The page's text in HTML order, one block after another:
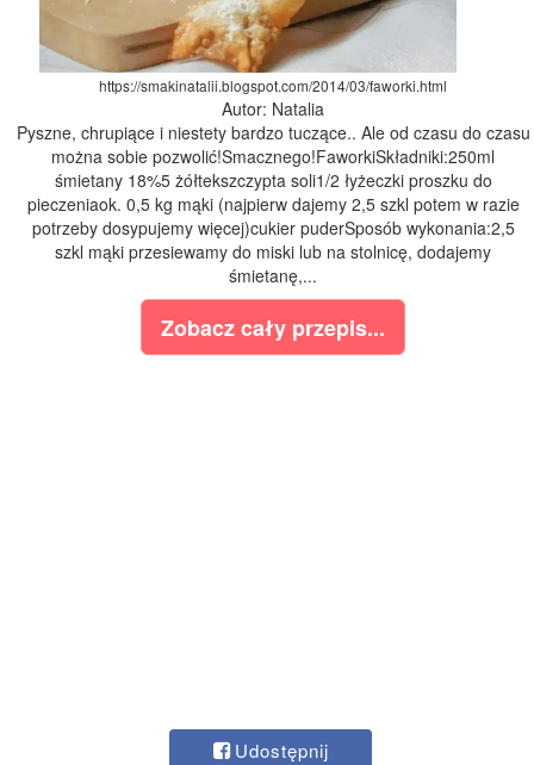
https://smakinatalii.blogspot.com/2014/03/faworki.html
Autor: Natalia
Pyszne, chrupiące i niestety bardzo tuczące.. Ale od czasu do czasu
można sobie pozwolić!Smacznego!FaworkiSkładniki:250ml
śmietany 18%5 żółtekszczypta soli1/2 łyżeczki proszku do
pieczeniaok. 0,5 kg mąki (najpierw dajemy 2,5 szkl potem w razie
potrzeby dosypujemy więcej)cukier puderSposób wykonania:2,5
szkl mąki przesiewamy do miski lub na stolnicę, dodajemy
śmietanę,...
Zobacz cały przepis...
Udostępnij